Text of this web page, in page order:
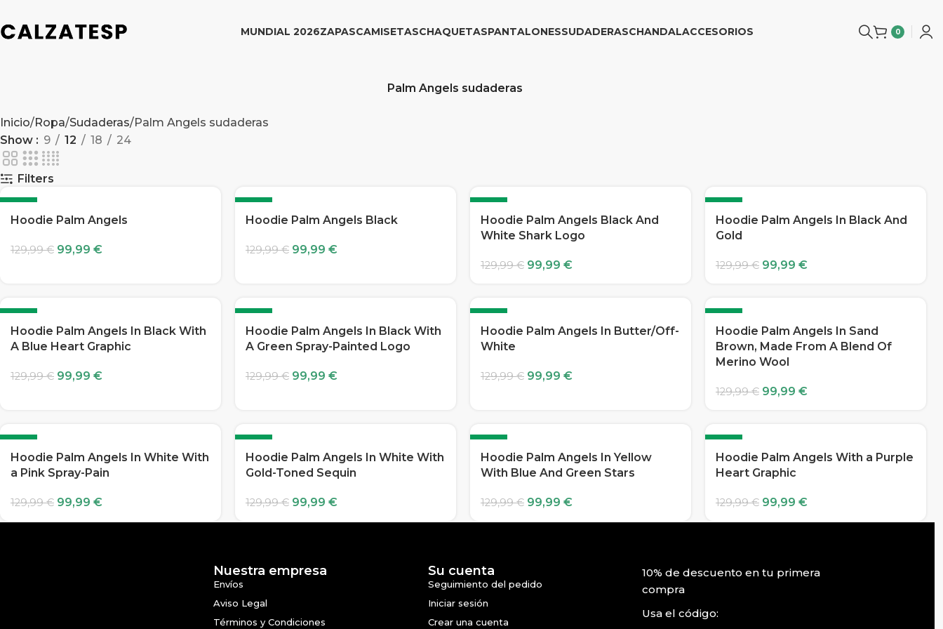
MUNDIAL 2026ZAPASCAMISETASCHAQUETASPANTALONESSUDADERASCHANDALACCESORIOS 0
Palm Angels sudaderas
Inicio Ropa Sudaderas Palm Angels sudaderas
Show
9 12 18 24
Filters
-23%
Hoodie Palm Angels
129,99€ 99,99 €
-23%
Hoodie Palm Angels Black
129,99€ 99,99 €
-23%
Hoodie Palm Angels Black And
White Shark Logo
129,99€ 99,99 €
-23%
Hoodie Palm Angels In Black And
Gold
129,99€ 99,99 €
-23%
Hoodie Palm Angels In Black With
A Blue Heart Graphic
129,99€ 99,99 €
-23%
Hoodie Palm Angels In Black With
A Green Spray-Painted Logo
129,99€ 99,99 €
-23%
Hoodie Palm Angels In Butter/Off-
White
129,99€ 99,99 €
-23%
Hoodie Palm Angels In Sand
Brown, Made From A Blend Of
Merino Wool
129,99€ 99,99 €
-23%
Hoodie Palm Angels In White With
a Pink Spray-Pain
129,99€ 99,99 €
-23%
Hoodie Palm Angels In White With
Gold-Toned Sequin
129,99€ 99,99 €
-23%
Hoodie Palm Angels In Yellow
With Blue And Green Stars
129,99€ 99,99 €
-23%
Hoodie Palm Angels With a Purple
Heart Graphic
129,99€ 99,99 €
Nuestra empresa
Envíos
Aviso Legal
Términos y Condiciones
Su cuenta
Seguimiento del pedido
Iniciar sesión
Crear una cuenta
10% de descuento en tu primera
compra
Usa el código: